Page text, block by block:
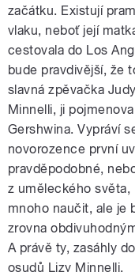
začátku. Existují
vlaku, neboť její
cestovala do Los
bude pravdivější, že
slavná zpěvačka
Minnelli, ji
Gershwina. Vypráví
novorozence první
pravděpodobné,
z uměleckého světa,
mnoho naučit, ale je
zrovna
A právě ty, zasáhly
osudů Lizy Minnelli.